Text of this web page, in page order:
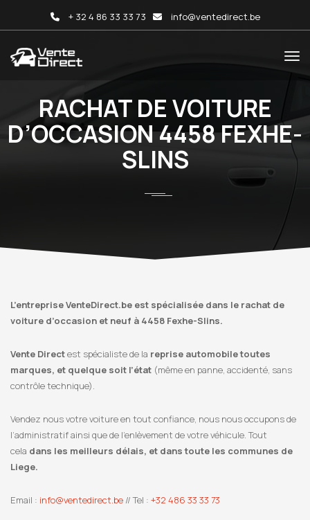
+ 32 4 86 33 33 73 info@ventedirect.be
RACHAT DE VOITURE
D’OCCASION 4458 FEXHE-
SLINS
L’entreprise VenteDirect.be est spécialisée dans le rachat de
voiture d’occasion et neuf à 4458 Fexhe-Slins.
Vente Directest spécialiste de la reprise automobile toutes
marques, et quelque soit l’état (même en panne, accidenté, sans
contrôle technique).
Vendez nous votre voiture en tout confiance, nous nous occupons de
l’administratif ainsi que de l’enlèvement de votre véhicule. Tout
cela dans les meilleurs délais, et dans toute les communes de
Liege.
Email : info@ventedirect.be // Tel : +32 486 33 33 73